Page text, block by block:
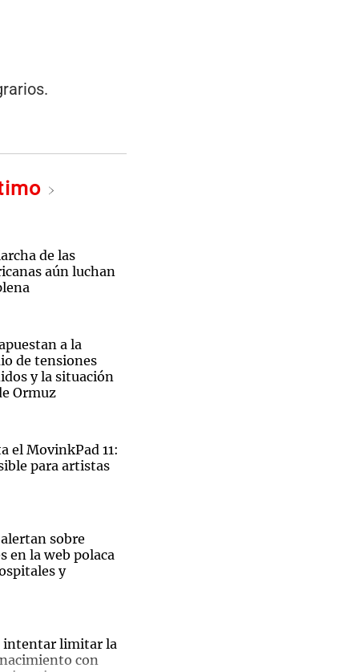
de las
aún luchan
a la
de tensiones
y la situación
Ormuz
el MovinkPad 11:
para artistas
sobre
en la web polaca
y
intentar limitar la
con